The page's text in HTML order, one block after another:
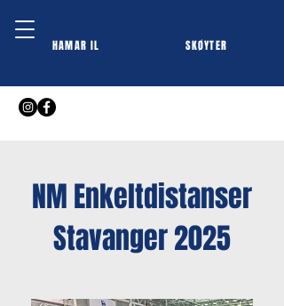
HAMAR IL SKØYTER
NM Enkeltdistanser
Stavanger 2025